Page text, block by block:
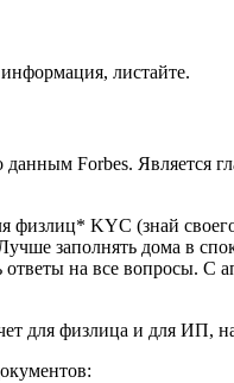
информация, листайте.
Forbes. Является
физлиц* KYC (знай
заполнять дома в
на все вопросы. С
для физлица и для ИП,